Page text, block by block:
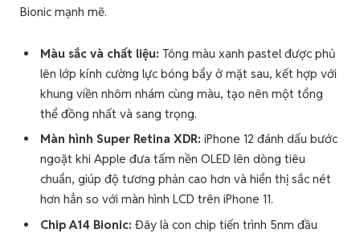
Bionic mạnh mẽ.
Màu sắc và chất liệu: Tông màu xanh pastel được phủ
lên lớp kính cường lực bóng bẩy ở mặt sau, kết hợp với
khung viền nhôm nhám cùng màu, tạo nên một tổng
thể đồng nhất và sang trọng.
Màn hình Super Retina XDR: iPhone 12 đánh dấu bước
ngoặt khi Apple đưa tấm nền OLED lên dòng tiêu
chuẩn, giúp độ tương phản cao hơn và hiển thị sắc nét
hơn hẳn so với màn hình LCD trên iPhone 11.
Chip A14 Bionic: Đây là con chip tiến trình 5nm đầu